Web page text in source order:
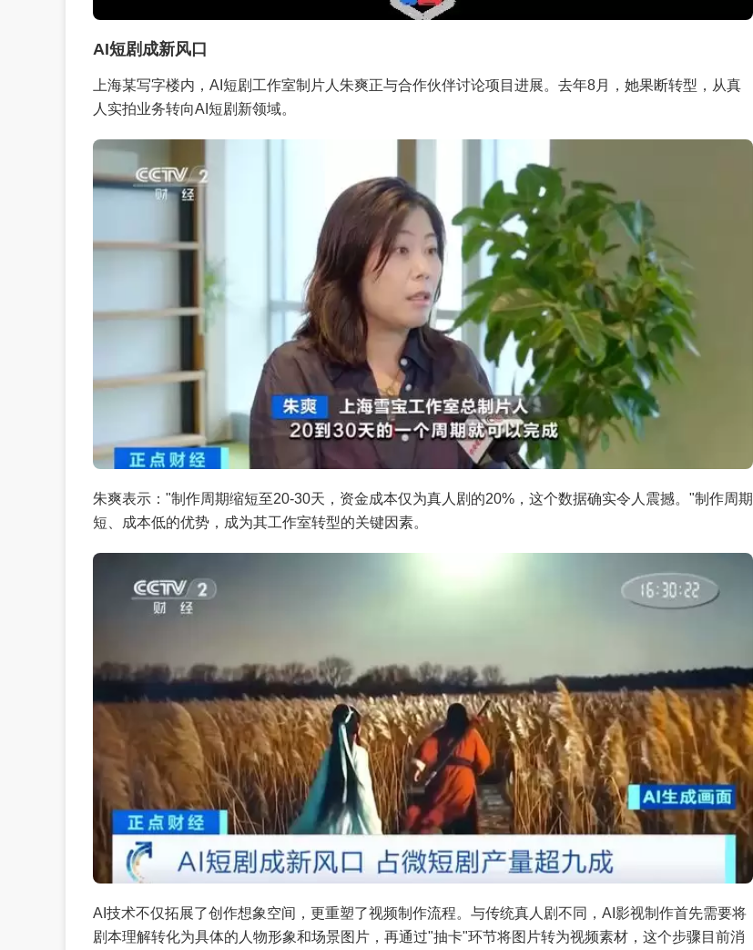
AI短剧成新风口
上海某写字楼内，AI短剧工作室制片人朱爽正与合作伙伴讨论项目进展。去年8月，她果断转型，从真
人实拍业务转向AI短剧新领域。
朱爽表示："制作周期缩短至20-30天，资金成本仅为真人剧的20%，这个数据确实令人震撼。"制作周期
短、成本低的优势，成为其工作室转型的关键因素。
AI技术不仅拓展了创作想象空间，更重塑了视频制作流程。与传统真人剧不同，AI影视制作首先需要将
剧本理解转化为具体的人物形象和场景图片，再通过"抽卡"环节将图片转为视频素材，这个步骤目前消